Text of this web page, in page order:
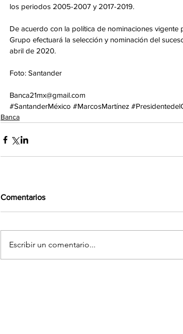
los periodos 2005-2007 y 2017-2019.
De acuerdo con la política de nominaciones vigente
Grupo efectuará la selección y nominación del
abril de 2020.
Foto: Santander
Banca21mx@gmail.com
#SantanderMéxico #MarcosMartínez
Banca
Comentarios
Escribir un comentario...